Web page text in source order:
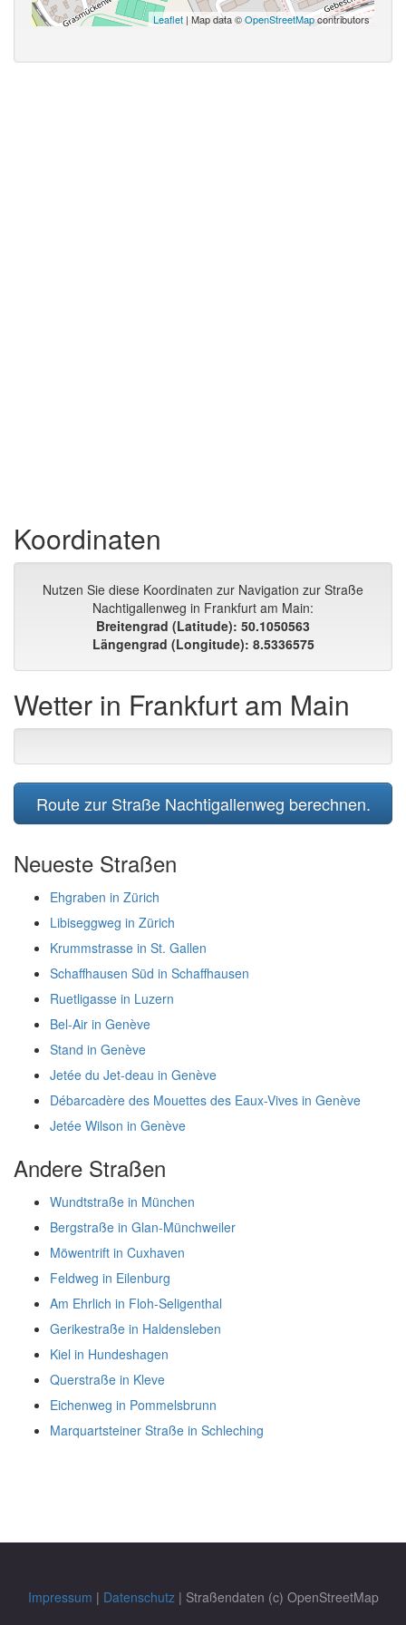
Leaflet | Map data ©OpenStreetMapcontributors
Koordinaten
Nutzen Sie diese Koordinaten zur Navigation zur Straße
Nachtigallenweg in Frankfurt am Main:
Breitengrad (Latitude): 50.1050563
Längengrad (Longitude): 8.5336575
Wetter in Frankfurt am Main
Route zur Straße Nachtigallenweg berechnen.
Neueste Straßen
Ehgraben in Zürich
Libiseggweg in Zürich
Krummstrasse in St. Gallen
Schaffhausen Süd in Schaffhausen
Ruetligasse in Luzern
Bel-Air in Genève
Stand in Genève
Jetée du Jet-deau in Genève
Débarcadère des Mouettes des Eaux-Vives in Genève
Jetée Wilson in Genève
Andere Straßen
Wundtstraße in München
Bergstraße in Glan-Münchweiler
Möwentrift in Cuxhaven
Feldweg in Eilenburg
Am Ehrlich in Floh-Seligenthal
Gerikestraße in Haldensleben
Kiel in Hundeshagen
Querstraße in Kleve
Eichenweg in Pommelsbrunn
Marquartsteiner Straße in Schleching
Impressum | Datenschutz| Straßendaten (c) OpenStreetMap